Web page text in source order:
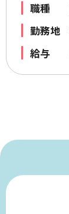
職種
勤務地
給与